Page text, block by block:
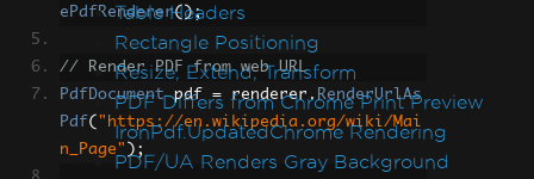
Table Headers
Rectangle Positioning
Resize, Extend, Transform
PDF Differs from Chrome Print Preview
IronPdf.UpdatedChrome Rendering
PDF/UA Renders Gray Background
ePdfRenderer();
// Render PDF from web URL
PdfDocument pdf = renderer . RenderUrlAs
Pdf( "https://en.wikipedia.org/wiki/Mai
n_Page" );